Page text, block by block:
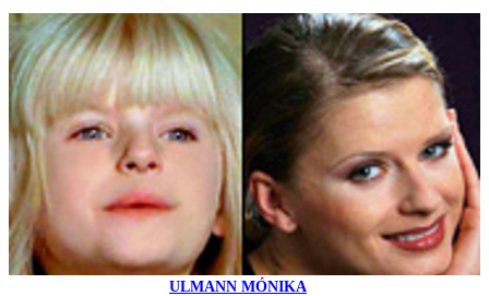
ULMANN MÓNIKA